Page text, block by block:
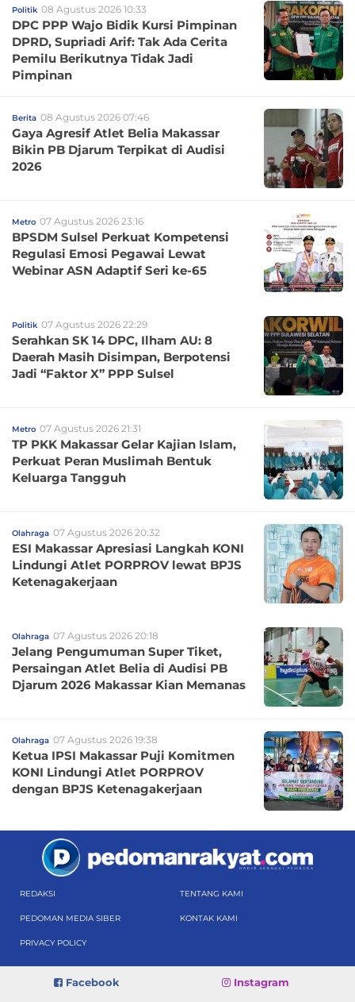
Politik 08 Agustus 2026 10:33
DPC PPP Wajo Bidik Kursi Pimpinan
DPRD, Supriadi Arif: Tak Ada Cerita
Pemilu Berikutnya Tidak Jadi
Pimpinan
Berita 08 Agustus 2026 07:46
Gaya Agresif Atlet Belia Makassar
Bikin PB Djarum Terpikat di Audisi
2026
Metro 07 Agustus 2026 23:16
BPSDM Sulsel Perkuat Kompetensi
Regulasi Emosi Pegawai Lewat
Webinar ASN Adaptif Seri ke-65
Politik 07 Agustus 2026 22:29
Serahkan SK 14 DPC, Ilham AU: 8
Daerah Masih Disimpan, Berpotensi
Jadi “Faktor X” PPP Sulsel
Metro 07 Agustus 2026 21:31
TP PKK Makassar Gelar Kajian Islam,
Perkuat Peran Muslimah Bentuk
Keluarga Tangguh
Olahraga 07 Agustus 2026 20:32
ESI Makassar Apresiasi Langkah KONI
Lindungi Atlet PORPROV lewat BPJS
Ketenagakerjaan
Olahraga 07 Agustus 2026 20:18
Jelang Pengumuman Super Tiket,
Persaingan Atlet Belia di Audisi PB
Djarum 2026 Makassar Kian Memanas
Olahraga 07 Agustus 2026 19:38
Ketua IPSI Makassar Puji Komitmen
KONI Lindungi Atlet PORPROV
dengan BPJS Ketenagakerjaan
REDAKSI TENTANG KAMI
PEDOMAN MEDIA SIBER KONTAK KAMI
PRIVACY POLICY
Facebook
Instagram